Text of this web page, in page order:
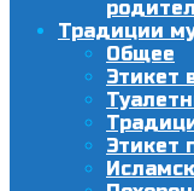
Традиции
Общее
Этикет
Этикет